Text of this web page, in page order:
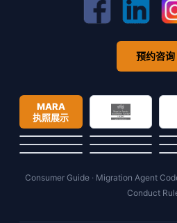
预约咨询
MARA
执照展示
Consumer Guide · Migration Agent
Conduct